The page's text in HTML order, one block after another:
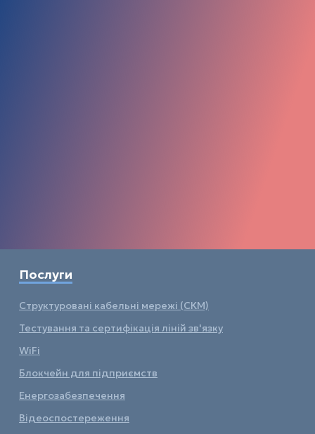
Послуги
Структуровані кабельні мережі (СКМ)
Тестування та сертифікація ліній зв'язку
WiFi
Блокчейн для підприємств
Енергозабезпечення
Відеоспостереження